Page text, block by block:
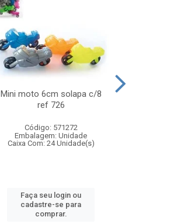
Mini moto 6cm solapa c/8
ref 726
Código: 571272
Embalagem: Unidade
Caixa Com: 24 Unidade(s)
Faça seu login ou
cadastre-se para
comprar.